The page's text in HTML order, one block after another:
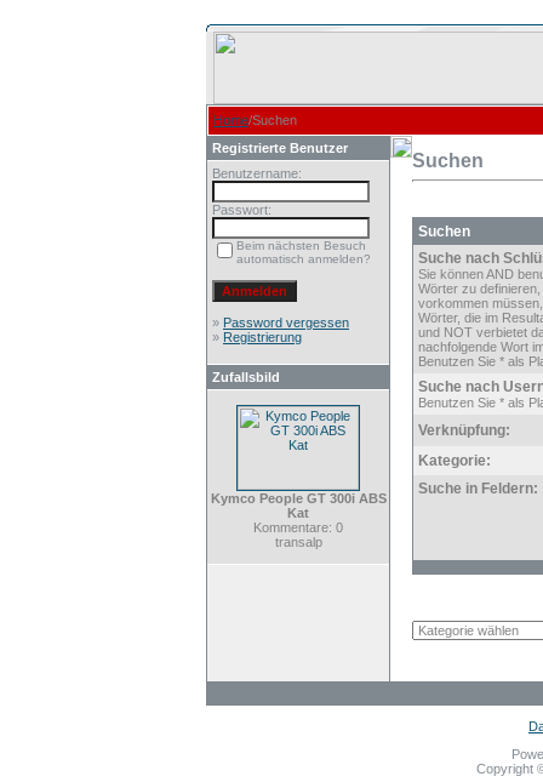
Home/Suchen
Registrierte Benutzer
Benutzername:
Passwort:
Beim nächsten Besuch
automatisch anmelden?
» Password vergessen
» Registrierung
Zufallsbild
Kymco People GT 300i ABS
Kat
Kommentare: 0
transalp
Suchen
Suchen
Suche nach
Sie können AND
Wörter zu definieren,
vorkommen
Wörter, die im
und NOT verbietet
nachfolgende Wort
Benutzen Sie * als
Suche nach
Benutzen Sie * als
Verknüpfung:
Kategorie:
Suche in Feldern:
Copyright